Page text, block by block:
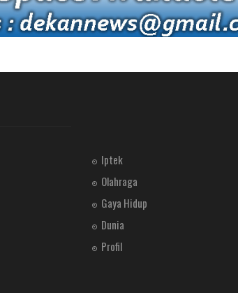
Iptek
Olahraga
Gaya Hidup
Dunia
Profil